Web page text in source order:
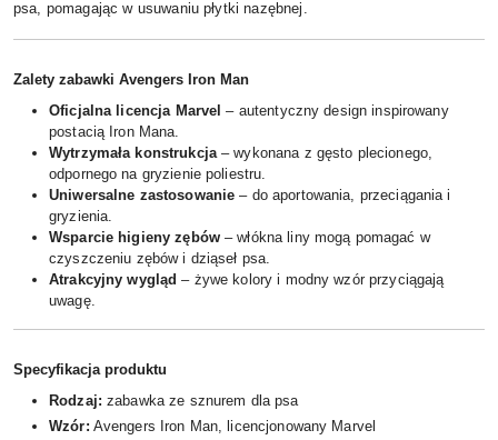
psa, pomagając w usuwaniu płytki nazębnej.
Zalety zabawki Avengers Iron Man
Oficjalna licencja Marvel – autentyczny design inspirowany
postacią Iron Mana.
Wytrzymała konstrukcja– wykonana z gęsto plecionego,
odpornego na gryzienie poliestru.
Uniwersalne zastosowanie – do aportowania, przeciągania i
gryzienia.
Wsparcie higieny zębów– włókna liny mogą pomagać w
czyszczeniu zębów i dziąseł psa.
Atrakcyjny wygląd – żywe kolory i modny wzór przyciągają
uwagę.
Specyfikacja produktu
Rodzaj: zabawka ze sznurem dla psa
Wzór: Avengers Iron Man, licencjonowany Marvel